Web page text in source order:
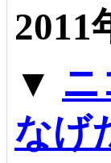
2011
▼
なげ